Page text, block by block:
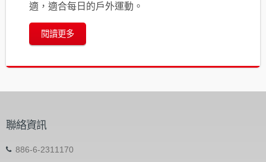
適，適合每日的戶外運動。
閱讀更多
聯絡資訊
886-6-2311170